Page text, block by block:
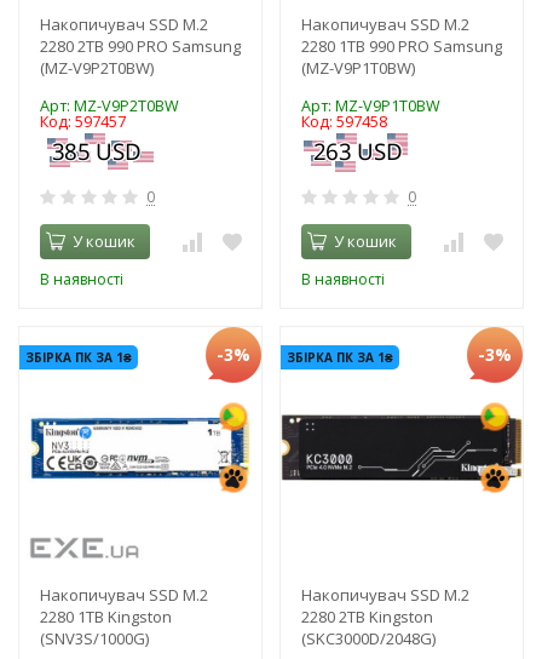
Накопичувач SSD M.2
2280 2TB 990 PRO Samsung
(MZ-V9P2T0BW)
Арт: MZ-V9P2T0BW
Код: 597457
0
У кошик
В наявності
Накопичувач SSD M.2
2280 1TB 990 PRO Samsung
(MZ-V9P1T0BW)
Арт: MZ-V9P1T0BW
Код: 597458
0
У кошик
В наявності
ЗБІРКА ПК ЗА 1₴ -3%
Накопичувач SSD M.2
2280 1TB Kingston
(SNV3S/1000G)
ЗБІРКА ПК ЗА 1₴ -3%
Накопичувач SSD M.2
2280 2TB Kingston
(SKC3000D/2048G)